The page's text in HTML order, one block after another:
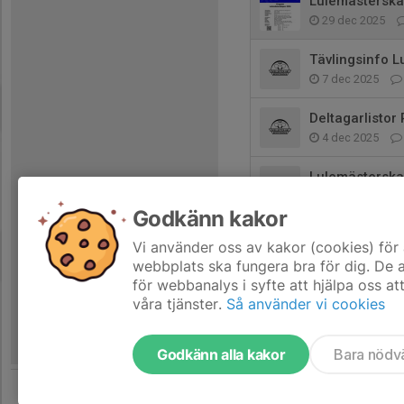
29 dec 2025
Tävlingsinfo
7 dec 2025
Deltagarlistor
4 dec 2025
19 nov 2025
Godkänn kakor
Vi använder oss av kakor (cookies)
webbplats ska fungera bra för dig. De
för webbanalys i syfte att hjälpa oss
våra tjänster. Så använder vi cookies
Godkänn alla kakor Bara